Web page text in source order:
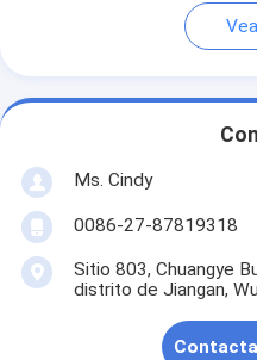
Ms. Cindy
0086-27-87819318
Sitio 803, Chuangye
distrito de Jiangan,